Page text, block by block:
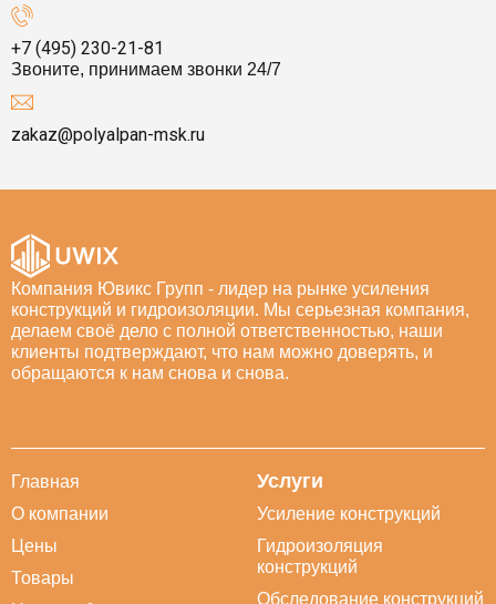
+7 (495) 230-21-81
Звоните, принимаем звонки 24/7
zakaz@polyalpan-msk.ru
Компания Ювикс Групп - лидер на рынке усиления
конструкций и гидроизоляции. Мы серьезная компания,
делаем своё дело с полной ответственностью, наши
клиенты подтверждают, что нам можно доверять, и
обращаются к нам снова и снова.
Главная
О компании
Цены
Товары
Услуги
Усиление конструкций
Гидроизоляция
конструкций
Обследование конструкций